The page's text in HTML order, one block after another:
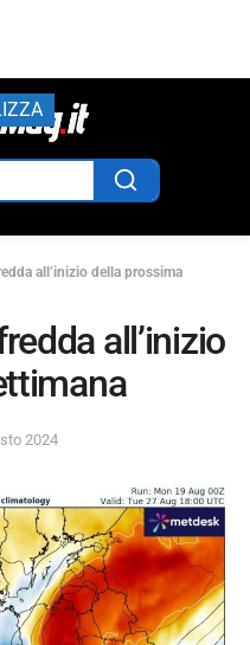
all’inizio della prossima
all’inizio
2024